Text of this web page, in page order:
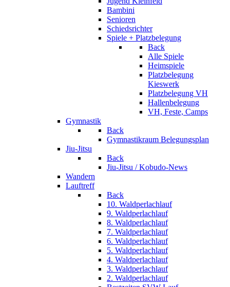
Bambini
Senioren
Schiedsrichter
Spiele + Platzbelegung
Back
Alle Spiele
Heimspiele
Platzbelegung
Kieswerk
Platzbelegung VH
Hallenbelegung
VH, Feste, Camps
Gymnastik
Back
Gymnastikraum Belegungsplan
Jiu-Jitsu
Back
Jiu-Jitsu / Kobudo-News
Wandern
Lauftreff
Back
10. Waldperlachlauf
9. Waldperlachlauf
8. Waldperlachlauf
7. Waldperlachlauf
6. Waldperlachlauf
5. Waldperlachlauf
4. Waldperlachlauf
3. Waldperlachlauf
2. Waldperlachlauf